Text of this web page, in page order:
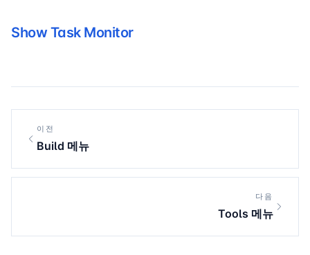
Show Task Monitor
이전
Build 메뉴
다음
Tools 메뉴